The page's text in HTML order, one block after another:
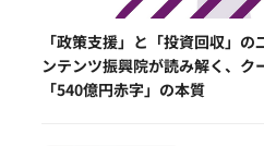
「政策支援」と「投資回収」
ンテンツ振興院が読み解く、ク
「540億円赤字」の本質